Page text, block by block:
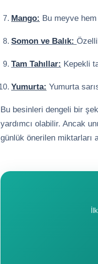
Mango: Bu meyve
Somon ve Balık:
Tam Tahıllar: Kepekli
Yumurta: Yumurta
Bu besinleri dengeli bir
yardımcı olabilir. Ancak
günlük önerilen miktarları